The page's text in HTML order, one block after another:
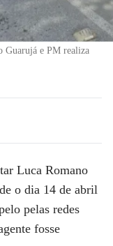
Guarujá e PM realiza
Luca Romano
o dia 14 de abril
pelas redes
fosse